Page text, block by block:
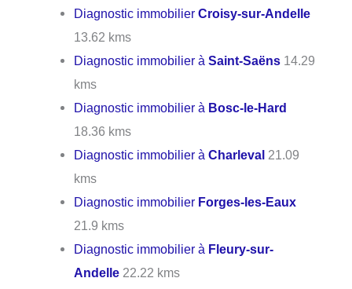
Diagnostic immobilierCroisy-sur-Andelle
13.62 kms
Diagnostic immobilier àSaint-Saëns 14.29
kms
Diagnostic immobilier à Bosc-le-Hard
18.36 kms
Diagnostic immobilier àCharleval 21.09
kms
Diagnostic immobilier Forges-les-Eaux
21.9 kms
Diagnostic immobilier à Fleury-sur-
Andelle 22.22 kms